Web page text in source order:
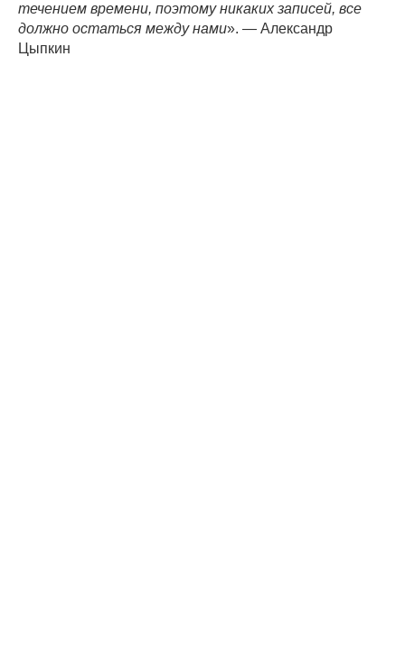
течением времени, поэтому никаких записей, все
должно остаться между нами». — Александр
Цыпкин